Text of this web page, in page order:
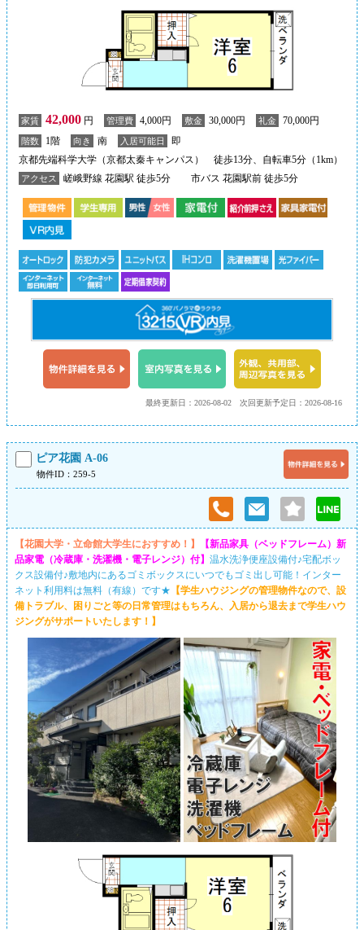
家賃 42,000 円 管理費 4,000円 敷金 30,000円 礼金 70,000円
階数 1階 向き 南 入居可能日
即
京都先端科学大学（京都太秦キャンパス） 徒歩13分、自転車5分（1km）
アクセス 嵯峨野線 花園駅 徒歩5分 市バス 花園駅前 徒歩5分
次回更新予定日：2026-08-16
最終更新日：2026-08-02
ピア花園 A-06
物件ID：259-5
【花園大学・立命館大学生におすすめ！】
【新品家具（ベッドフレーム）新
品家電（冷蔵庫・洗濯機・電子レンジ）付】 温水洗浄便座設備付♪宅配ボッ
クス設備付♪敷地内にあるゴミボックスにいつでもゴミ出し可能！インター
ネット利用料は無料（有線）です★ 【学生ハウジングの管理物件なので、設
備トラブル、困りごと等の日常管理はもちろん、入居から退去まで学生ハウ
ジングがサポートいたします！】